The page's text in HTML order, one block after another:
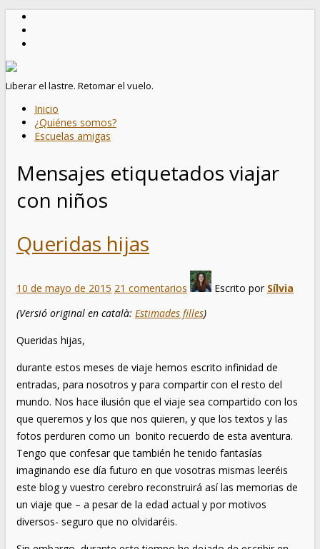
Liberar el lastre. Retomar el vuelo.
Inicio
¿Quiénes somos?
Escuelas amigas
Mensajes etiquetados viajar
con niños
Queridas hijas
10 de mayo de 2015 21 comentarios Escrito por Sílvia
(Versió original en català: Estimades filles)
Queridas hijas,
durante estos meses de viaje hemos escrito infinidad de
entradas, para nosotros y para compartir con el resto del
mundo. Nos hace ilusión que el viaje sea compartido con los
que queremos y los que nos quieren, y que los textos y las
fotos perduren como un bonito recuerdo de esta aventura.
Tengo que confesar que también he tenido fantasías
imaginando ese día futuro en que vosotras mismas leeréis
este blog y vuestro cerebro reconstruirá así las memorias de
un viaje que – a pesar de la edad actual y por motivos
diversos- seguro que no olvidaréis.